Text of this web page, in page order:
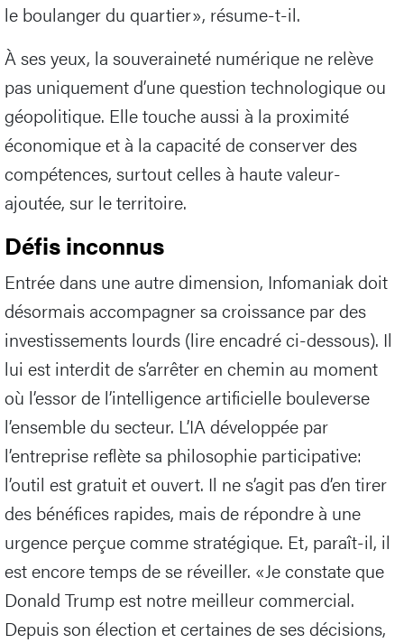
le boulanger du quartier», résume-t-il.
À ses yeux, la souveraineté numérique ne relève
pas uniquement d’une question technologique ou
géopolitique. Elle touche aussi à la proximité
économique et à la capacité de conserver des
compétences, surtout celles à haute valeur-
ajoutée, sur le territoire.
Défis inconnus
Entrée dans une autre dimension, Infomaniak doit
désormais accompagner sa croissance par des
investissements lourds (lire encadré ci-dessous). Il
lui est interdit de s’arrêter en chemin au moment
où l’essor de l’intelligence artificielle bouleverse
l’ensemble du secteur. L’IA développée par
l’entreprise reflète sa philosophie participative:
l’outil est gratuit et ouvert. Il ne s’agit pas d’en tirer
des bénéfices rapides, mais de répondre à une
urgence perçue comme stratégique. Et, paraît-il, il
est encore temps de se réveiller. «Je constate que
Donald Trump est notre meilleur commercial.
Depuis son élection et certaines de ses décisions,